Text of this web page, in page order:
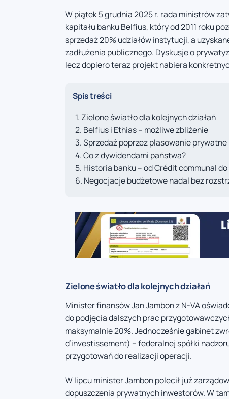
W piątek 5 grudnia 2025 r. rada ministrów
kapitału banku Belfius, który od 2011 roku
sprzedaż 20% udziałów instytucji, a
zadłużenia publicznego. Dyskusje o
lecz dopiero teraz projekt nabiera
Spis treści
Zielone światło dla kolejnych działań
Belfius i Ethias – możliwe zbliżenie
Sprzedaż poprzez plasowanie prywatne
Co z dywidendami państwa?
Historia banku – od Crédit communal
Negocjacje budżetowe nadal bez
Zielone światło dla kolejnych działań
Minister finansów Jan Jambon z N-VA
do podjęcia dalszych prac
maksymalnie 20%. Jednocześnie gabinet
d’investissement) – federalnej spółki
przygotowań do realizacji operacji.
W lipcu minister Jambon polecił już
dopuszczenia prywatnych inwestorów. W